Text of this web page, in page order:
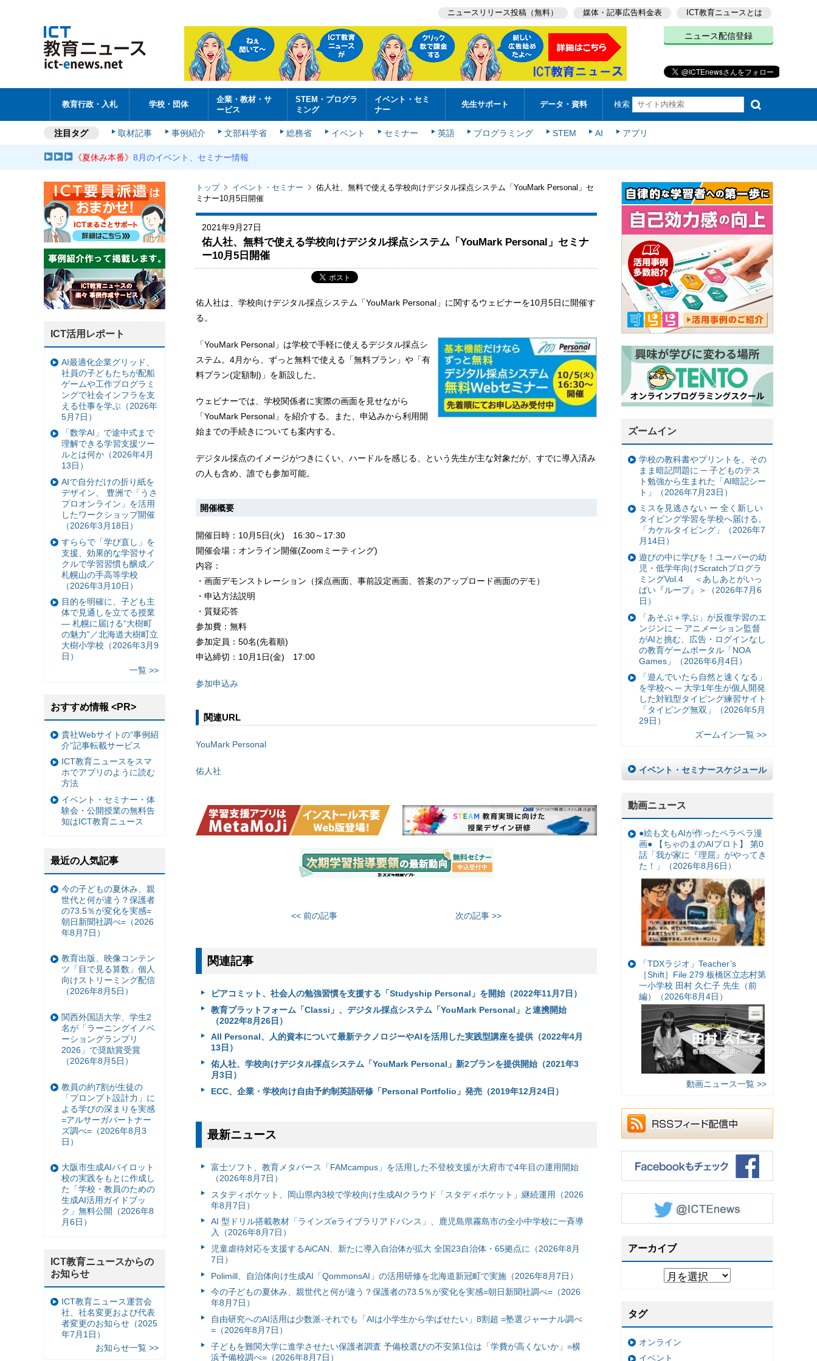
ニュースリリース投稿（無料） 媒体・記事広告料金表 ICT教育ニュースとは
ニュース配信登録
教育行政・入札 学校・団体
企業・教材・サ
ービス
STEM・プログラ
ミング
イベント・セミ
ナー
先生サポート データ・資料 検索
注目タグ 取材記事 事例紹介 文部科学省 総務省 イベント セミナー 英語 プログラミング STEM AI アプリ
《夏休み本番》8月のイベント、セミナー情報
トップ イベント・セミナー
佑人社、無料で使える学校向けデジタル採点システム「YouMark Personal」セ
ミナー10月5日開催
2021年9月27日
佑人社、無料で使える学校向けデジタル採点システム「YouMark Personal」セミナ
ー10月5日開催
佑人社は、学校向けデジタル採点システム「YouMark Personal」に関するウェビナーを10月5日に開催す
る。
「YouMark Personal」は学校で手軽に使えるデジタル採点シ
ステム。4月から、ずっと無料で使える「無料プラン」や「有
料プラン(定額制)」を新設した。
ウェビナーでは、学校関係者に実際の画面を見せながら
「YouMark Personal」を紹介する。また、申込みから利用開
始までの手続きについても案内する。
デジタル採点のイメージがつきにくい、ハードルを感じる、という先生が主な対象だが、すでに導入済み
の人も含め、誰でも参加可能。
開催概要
開催日時：10月5日(火) 16:30～17:30
開催会場：オンライン開催(Zoomミーティング)
内容：
・画面デモンストレーション（採点画面、事前設定画面、答案のアップロード画面のデモ）
・申込方法説明
・質疑応答
参加費：無料
参加定員：50名(先着順)
申込締切：10月1日(金) 17:00
参加申込み
関連URL
YouMark Personal
佑人社
<< 前の記事 次の記事 >>
関連記事
ピアコミット、社会人の勉強習慣を支援する「Studyship Personal」を開始（2022年11月7日）
教育プラットフォーム「Classi」、デジタル採点システム「YouMark Personal」と連携開始
（2022年8月26日）
All Personal、人的資本について最新テクノロジーやAIを活用した実践型講座を提供（2022年4月
13日）
佑人社、学校向けデジタル採点システム「YouMark Personal」新2プランを提供開始（2021年3
月3日）
ECC、企業・学校向け自由予約制英語研修「Personal Portfolio」発売（2019年12月24日）
最新ニュース
富⼠ソフト、教育メタバース「FAMcampus」を活用した不登校支援が大府市で4年目の運用開始
（2026年8月7日）
スタディポケット、岡山県内3校で学校向け生成AIクラウド「スタディポケット」継続運用（2026
年8月7日）
AI 型ドリル搭載教材「ラインズeライブラリアドバンス」、鹿児島県霧島市の全小中学校に一斉導
入（2026年8月7日）
児童虐待対応を支援するAiCAN、新たに導入自治体が拡大 全国23自治体・65拠点に（2026年8月
7日）
Polimill、自治体向け生成AI「QommonsAI」の活用研修を北海道新冠町で実施（2026年8月7日）
今の子どもの夏休み、親世代と何が違う？保護者の73.5％が変化を実感=朝日新聞社調べ=（2026
年8月7日）
自由研究へのAI活用は少数派-それでも「AIは小学生から学ばせたい」8割超 =塾選ジャーナル調べ
=（2026年8月7日）
子どもを難関大学に進学させたい保護者調査 予備校選びの不安第1位は「学費が高くないか」=横
浜予備校調べ=（2026年8月7日）
ズームイン
学校の教科書やプリントを、その
まま暗記問題に ─ 子どものテス
ト勉強から生まれた「AI暗記シー
ト」（2026年7月23日）
ミスを見逃さない ー 全く新しい
タイピング学習を学校へ届ける。
「カケルタイピング」（2026年7
月14日）
遊びの中に学びを！ユーバーの幼
児・低学年向けScratchプログラ
ミングVol.4 ＜あしあとがいっ
ぱい『ループ』＞（2026年7月6
日）
「あそぶ＋学ぶ」が反復学習のエ
ンジンに ─ アニメーション監督
がAIと挑む、広告・ログインなし
の教育ゲームポータル「NOA
Games」（2026年6月4日）
「遊んでいたら自然と速くなる」
を学校へ ─ 大学1年生が個人開発
した対戦型タイピング練習サイト
「タイピング無双」（2026年5月
29日）
ズームイン一覧 >>
イベント・セミナースケジュール
動画ニュース
●絵も文もAIが作ったペラペラ漫
画● 【ちゃのまのAIプロト】 第0
話「我が家に『理屈』がやってき
た！」（2026年8月6日）
「TDXラジオ」Teacher’s
［Shift］File.279 板橋区立志村第
一小学校 田村 久仁子 先生（前
編）（2026年8月4日）
動画ニュース一覧 >>
アーカイブ
タグ
オンライン
イベント
ICT活用レポート
AI最適化企業グリッド、
社員の子どもたちが配船
ゲームや工作プログラミ
ングで社会インフラを支
える仕事を学ぶ（2026年
5月7日）
「数学AI」で途中式まで
理解できる学習支援ツー
ルとは何か（2026年4月
13日）
AIで自分だけの折り紙を
デザイン、 豊洲で「うさ
プロオンライン」を活用
したワークショップ開催
（2026年3月18日）
すららで「学び直し」を
支援、効果的な学習サイ
クルで学習習慣も醸成／
札幌山の手高等学校
（2026年3月10日）
目的を明確に、子ども主
体で見通しを立てる授業
— 札幌に届ける“大樹町
の魅力”／北海道大樹町立
大樹小学校（2026年3月9
日）
一覧 >>
おすすめ情報 <PR>
貴社Webサイトの“事例紹
介”記事転載サービス
ICT教育ニュースをスマ
ホでアプリのように読む
方法
イベント・セミナー・体
験会・公開授業の無料告
知はICT教育ニュース
最近の人気記事
今の子どもの夏休み、親
世代と何が違う？保護者
の73.5％が変化を実感=
朝日新聞社調べ=（2026
年8月7日）
教育出版、映像コンテン
ツ「目で見る算数」個人
向けストリーミング配信
（2026年8月5日）
関西外国語大学、学生2
名が「ラーニングイノベ
ーショングランプリ
2026」で奨励賞受賞
（2026年8月5日）
教員の約7割が生徒の
「プロンプト設計力」に
よる学びの深まりを実感
=アルサーガパートナー
ズ調べ=（2026年8月3
日）
大阪市生成AIパイロット
校の実践をもとに作成し
た「学校・教員のための
生成AI活用ガイドブッ
ク」無料公開（2026年8
月6日）
ICT教育ニュースからの
お知らせ
ICT教育ニュース運営会
社、社名変更および代表
者変更のお知らせ（2025
年7月1日）
お知らせ一覧 >>